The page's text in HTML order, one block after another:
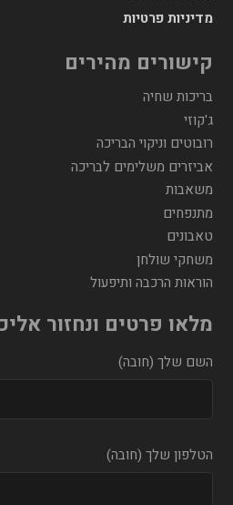
מדיניות פרטיות
קישורים מהירים
בריכות שחיה
ג'קוזי
רובוטים וניקוי הבריכה
אביזרים משלימים לבריכה
משאבות
מתנפחים
טאבונים
משחקי שולחן
הוראות הרכבה ותיפעול
מלאו פרטים ונחזור
השם שלך (חובה)
הטלפון שלך (חובה)